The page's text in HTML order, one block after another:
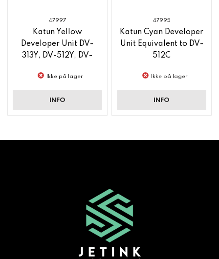
47997
Katun Yellow
Developer Unit DV-
313Y, DV-512Y, DV-
Ikke på lager
INFO
47995
Katun Cyan Developer
Unit Equivalent to DV-
512C
Ikke på lager
INFO